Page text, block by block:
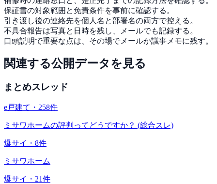
保証書の対象範囲と免責条件を事前に確認する。
引き渡し後の連絡先を個人名と部署名の両方で控える。
不具合報告は写真と日時を残し、メールでも記録する。
口頭説明で重要な点は、その場でメールか議事メモに残す。
関連する公開データを見る
まとめスレッド
e戸建て ・ 258件
ミサワホームの評判ってどうですか？ (総合スレ)
爆サイ ・ 8件
ミサワホーム
爆サイ ・ 21件